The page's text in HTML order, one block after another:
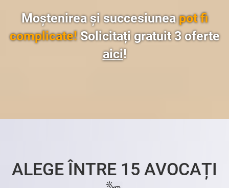
Moștenirea și succesiuneapot fi
complicate! Solicitați gratuit 3 oferte
aici!
ALEGE ÎNTRE 15 AVOCAȚI